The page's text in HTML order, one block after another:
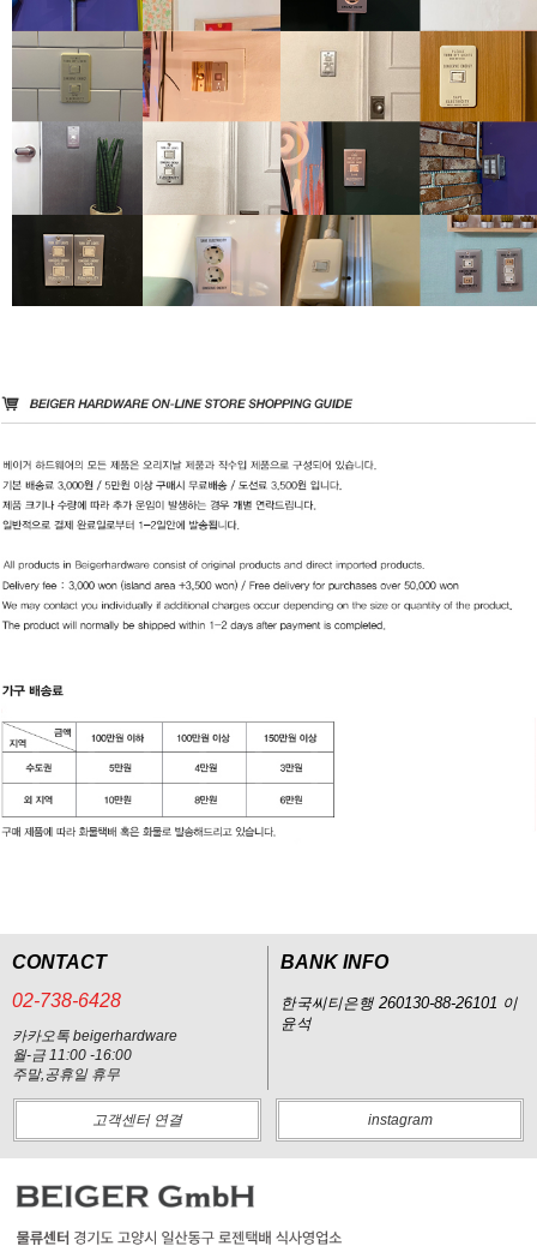
CONTACT
02-738-6428
카카오톡 beigerhardware
월-금 11:00 -16:00
주말,공휴일 휴무
BANK INFO
한국씨티은행 260130-88-26101 이
윤석
고객센터 연결 instagram